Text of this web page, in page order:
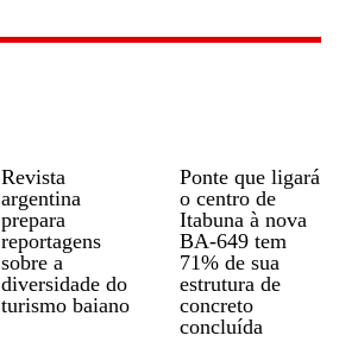
Revista
argentina
prepara
reportagens
sobre a
diversidade do
turismo baiano
Ponte que ligará
o centro de
Itabuna à nova
BA-649 tem
71% de sua
estrutura de
concreto
concluída